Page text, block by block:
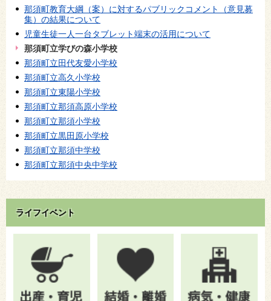
那須町教育大綱（案）に対するパブリックコメント（意見募
集）の結果について
児童生徒一人一台タブレット端末の活用について
那須町立学びの森小学校
那須町立田代友愛小学校
那須町立高久小学校
那須町立東陽小学校
那須町立那須高原小学校
那須町立那須小学校
那須町立黒田原小学校
那須町立那須中学校
那須町立那須中央中学校
ライフイベント